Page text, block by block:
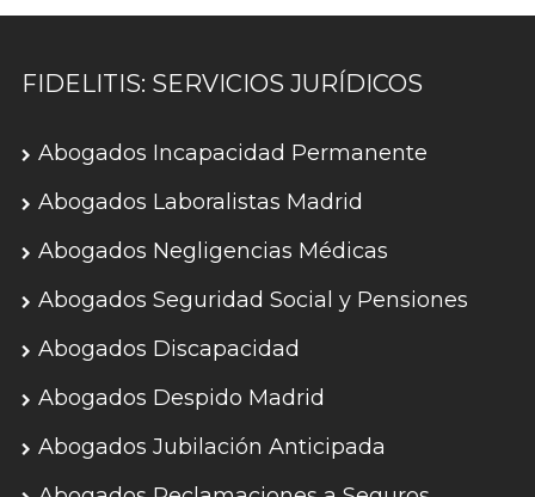
FIDELITIS: SERVICIOS JURÍDICOS
Abogados Incapacidad Permanente
Abogados Laboralistas Madrid
Abogados Negligencias Médicas
Abogados Seguridad Social y Pensiones
Abogados Discapacidad
Abogados Despido Madrid
Abogados Jubilación Anticipada